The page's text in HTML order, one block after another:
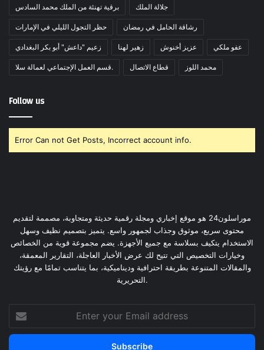
برقية تهنئة من الملك محمد السادس جلالة الملك
حظر التجول الليلي في الإمارات رشاقة الحامل في رمضان
زعيم "داعش" أبو بكر البغدادي زهير لهنا عزيز أخنوش عفو ملكي
قسم العمل الإجتماعي لعمالة سلا. قطاع الاتصال محمد اللوز
Follow us
Error Can not Get Posts, Incorrect account info.
موراسلون24 هو موقع إخباري ومجلة رقمية حديثة ومتجاوبة، مصممة لتقديم
محتوى سريع، موثوق وجذاب لجمهور واسع. يتميز بتصميم نظيف وسهل
الاستخدام يتكيف بسلاسة مع جميع الأجهزة. يضم مجموعة قوية من الخصائص
وخيارات التخصيص التي تتيح لك عرض الأخبار العاجلة، التقارير المعمقة،
والمقالات المتنوعة بطريقة احترافية وديناميكية، بما يتناسب تمامًا مع رؤيتك
التحريرية.
your
Email